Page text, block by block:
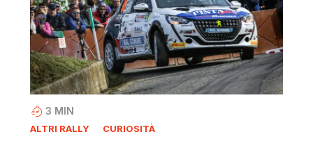
3 MIN
ALTRI RALLY CURIOSITÀ